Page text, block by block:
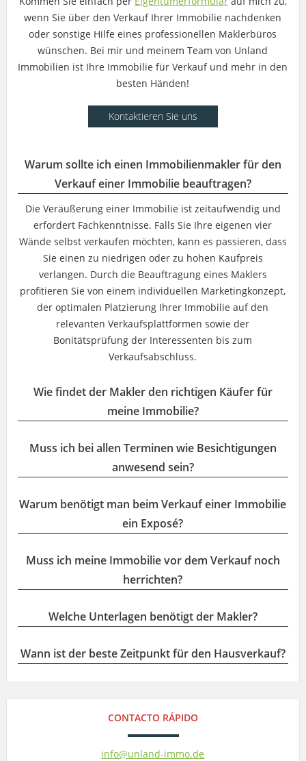
wenn Sie über den Verkauf Ihrer Immobilie nachdenken
oder sonstige Hilfe eines professionellen Maklerbüros
wünschen. Bei mir und meinem Team von Unland
Immobilien ist Ihre Immobilie für Verkauf und mehr in den
besten Händen!
Kontaktieren Sie uns
Warum sollte ich einen Immobilienmakler für den
Verkauf einer Immobilie beauftragen?
Die Veräußerung einer Immobilie ist zeitaufwendig und
erfordert Fachkenntnisse. Falls Sie Ihre eigenen vier
Wände selbst verkaufen möchten, kann es passieren, dass
Sie einen zu niedrigen oder zu hohen Kaufpreis
verlangen. Durch die Beauftragung eines Maklers
profitieren Sie von einem individuellen Marketingkonzept,
der optimalen Platzierung Ihrer Immobilie auf den
relevanten Verkaufsplattformen sowie der
Bonitätsprüfung der Interessenten bis zum
Verkaufsabschluss.
Wie findet der Makler den richtigen Käufer für
meine Immobilie?
Muss ich bei allen Terminen wie Besichtigungen
anwesend sein?
Warum benötigt man beim Verkauf einer Immobilie
ein Exposé?
Muss ich meine Immobilie vor dem Verkauf noch
herrichten?
Welche Unterlagen benötigt der Makler?
Wann ist der beste Zeitpunkt für den Hausverkauf?
CONTACTO RÁPIDO
info@unland-immo.de